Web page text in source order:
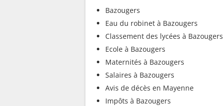
Bazougers
Eau du robinet à Bazougers
Classement des lycées à Bazougers
Ecole à Bazougers
Maternités à Bazougers
Salaires à Bazougers
Avis de décès en Mayenne
Impôts à Bazougers